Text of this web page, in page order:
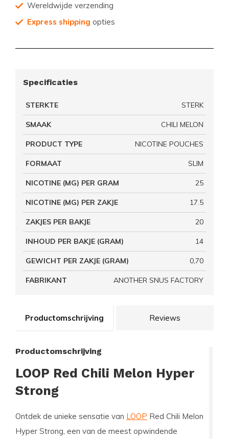
Wereldwijde verzending
Express shipping opties
Productomschrijving Reviews
Productomschrijving
LOOP Red Chili Melon Hyper
Strong
Ontdek de unieke sensatie van LOOP Red Chili Melon
Hyper Strong, een van de meest opwindende
Specificaties
STERKTE STERK
SMAAK CHILI MELON
PRODUCT TYPE NICOTINE POUCHES
FORMAAT SLIM
NICOTINE (MG) PER GRAM 25
NICOTINE (MG) PER ZAKJE 17.5
ZAKJES PER BAKJE 20
INHOUD PER BAKJE (GRAM) 14
GEWICHT PER ZAKJE (GRAM) 0,70
FABRIKANT ANOTHER SNUS FACTORY